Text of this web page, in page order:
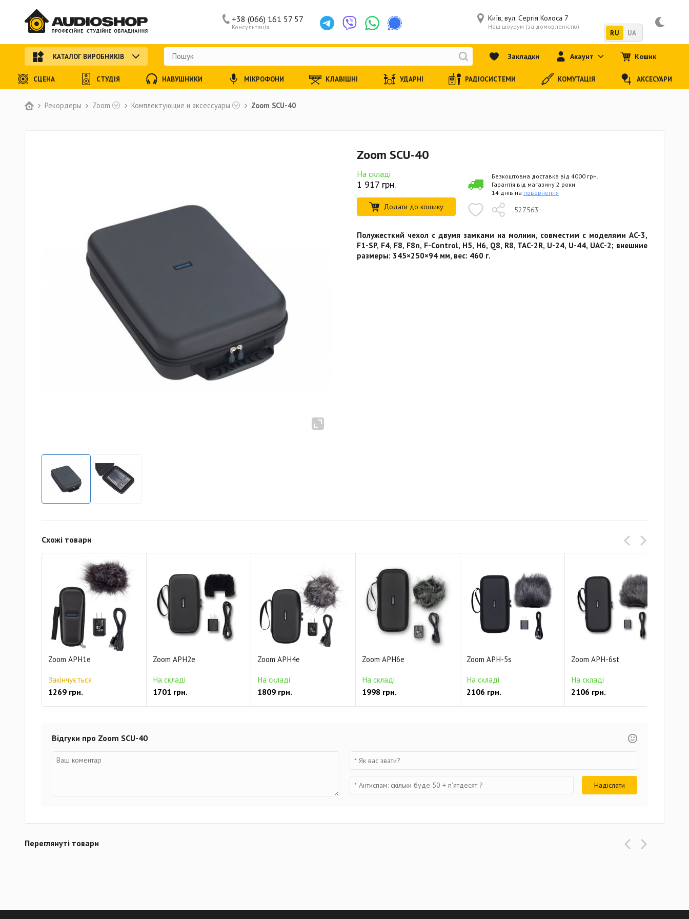
Рекордеры Zoom Комплектующие и аксессуары Zoom SCU-40
Zoom SCU-40
На складі
1 917 грн.
Додати до кошику 527563
Безкоштовна доставка від 4000 грн.
Гарантія від магазину 2 роки
14 днів на повернення
Полужесткий чехол с двумя замками на молнии, совместим с моделями AC-3,
F1-SP, F4, F8, F8n, F-Control, H5, H6, Q8, R8, TAC-2R, U-24, U-44, UAC-2; внешние
размеры: 345×250×94 мм, вес: 460 г.
Схожі товари
Zoom APH1e
Закінчується
1269 грн.
Zoom APH2e
На складі
1701 грн.
Zoom APH4e
На складі
1809 грн.
Zoom APH6e
На складі
1998 грн.
Zoom APH-5s
На складі
2106 грн.
Zoom APH-6st
На складі
2106 грн.
Відгуки про Zoom SCU-40
Переглянуті товари
Консультація
+38 (066) 161 57 57 Київ, вул. Сергія Колоса 7
Наш шоурум (за домовленістю)
RU UA
КАТАЛОГ ВИРОБНИКІВ Закладки Акаунт Кошик
СЦЕНА СТУДІЯ НАВУШНИКИ МІКРОФОНИ КЛАВІШНІ УДАРНІ РАДІОСИСТЕМИ КОМУТАЦІЯ АКСЕСУАРИ